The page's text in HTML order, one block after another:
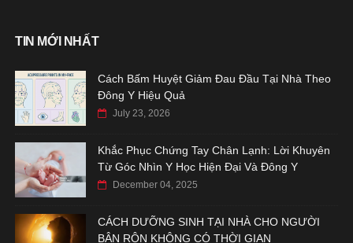
TIN MỚI NHẤT
Cách Bấm Huyệt Giảm Đau Đầu Tại Nhà Theo
Đông Y Hiệu Quả
July 23, 2026
Khắc Phục Chứng Tay Chân Lạnh: Lời Khuyên
Từ Góc Nhìn Y Học Hiện Đại Và Đông Y
December 04, 2025
CÁCH DƯỠNG SINH TẠI NHÀ CHO NGƯỜI
BẬN RỘN KHÔNG CÓ THỜI GIAN